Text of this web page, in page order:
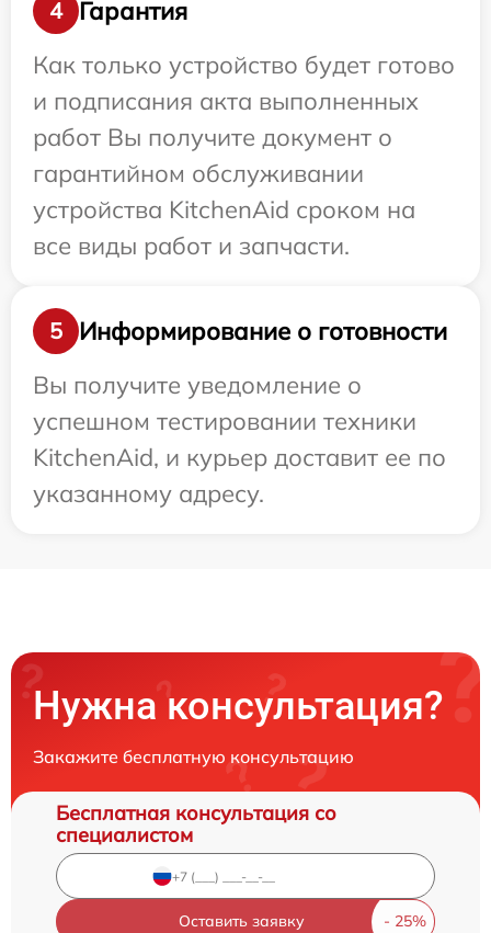
4
Гарантия
Как только устройство будет готово
и подписания акта выполненных
работ Вы получите документ о
гарантийном обслуживании
устройства KitchenAid сроком на
все виды работ и запчасти.
5
Информирование о готовности
Вы получите уведомление о
успешном тестировании техники
KitchenAid, и курьер доставит ее по
указанному адресу.
Нужна консультация?
Закажите бесплатную консультацию
Бесплатная консультация со
специалистом
Оставить заявку